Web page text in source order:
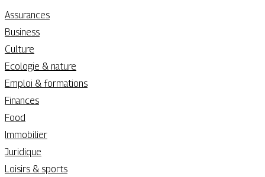
Assurances
Business
Culture
Ecologie & nature
Emploi & formations
Finances
Food
Immobilier
Juridique
Loisirs & sports